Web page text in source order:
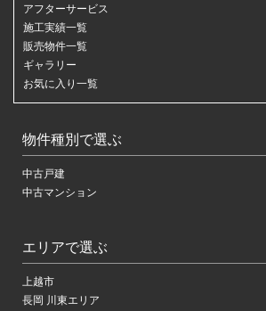
アフターサービス
施工実績一覧
販売物件一覧
ギャラリー
お気に入り一覧
物件種別で選ぶ
中古戸建
中古マンション
エリアで選ぶ
上越市
長岡 川東エリア